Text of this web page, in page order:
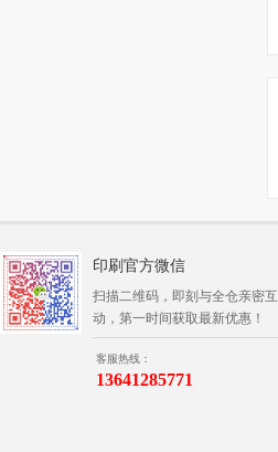
印刷官方微信
扫描二维码，即刻与全仓亲密互
动，第一时间获取最新优惠！
客服热线：
13641285771